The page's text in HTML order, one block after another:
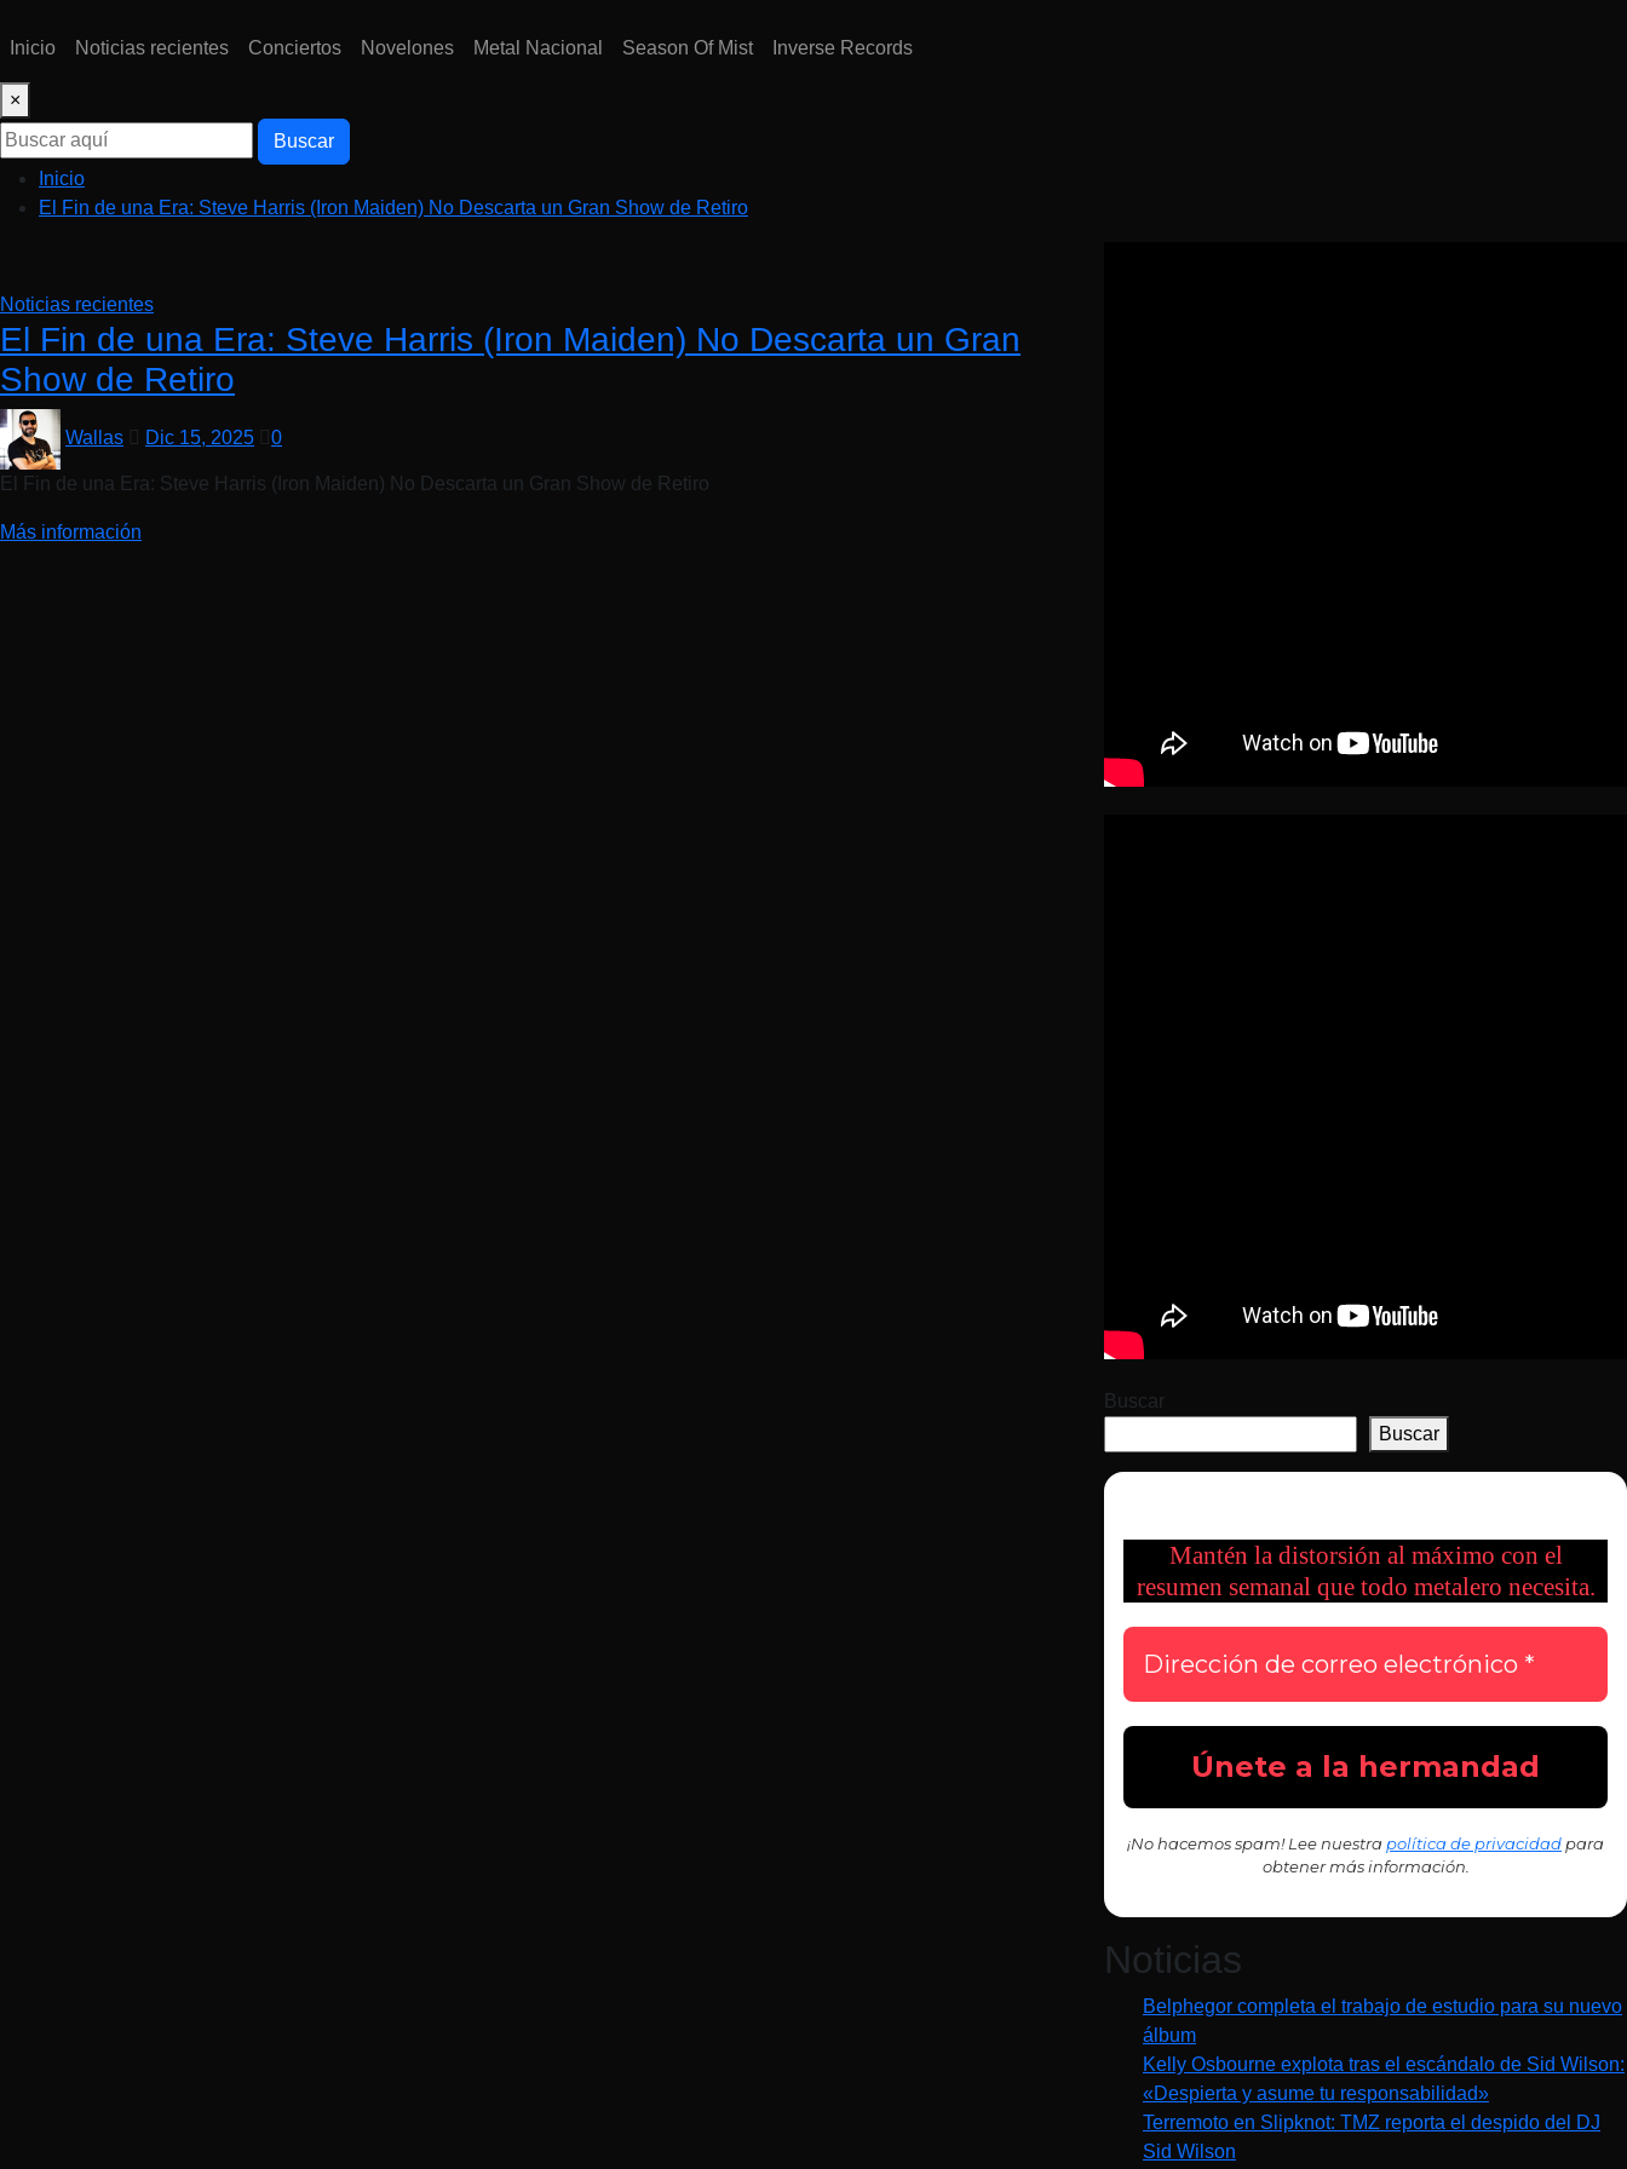
Inicio Noticias recientes Conciertos Novelones Metal Nacional Season Of Mist Inverse Records
×
Buscar
Inicio
El Fin de una Era: Steve Harris (Iron Maiden) No Descarta un Gran Show de Retiro
Noticias recientes
El Fin de una Era: Steve Harris (Iron Maiden) No Descarta un Gran
Show de Retiro
Wallas Dic 15, 2025 0
El Fin de una Era: Steve Harris (Iron Maiden) No Descarta un Gran Show de Retiro
Más información
Buscar
Buscar
Mantén la distorsión al máximo con el
resumen semanal que todo metalero necesita.
¡No hacemos spam! Lee nuestra política de privacidad para
obtener más información.
Noticias
Belphegor completa el trabajo de estudio para su nuevo
álbum
Kelly Osbourne explota tras el escándalo de Sid Wilson:
«Despierta y asume tu responsabilidad»
Terremoto en Slipknot: TMZ reporta el despido del DJ
Sid Wilson